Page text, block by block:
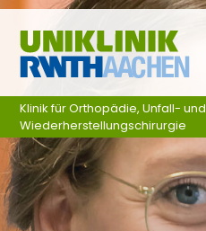
Zum Inhalt springen
Klinik für Orthopädie, Unfall- und
Wiederherstellungschirurgie